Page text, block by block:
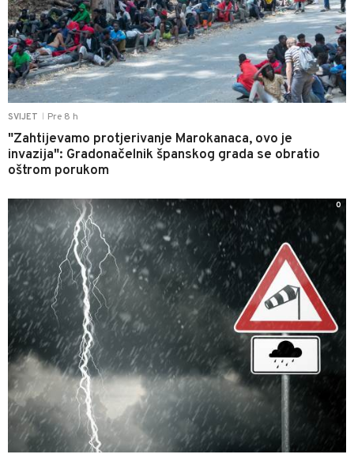
SVIJET Pre 8 h
"Zahtijevamo protjerivanje Marokanaca, ovo je
invazija": Gradonačelnik španskog grada se obratio
oštrom porukom
0